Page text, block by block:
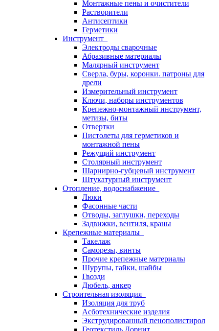
Монтажные пены и очистители
Растворители
Антисептики
Герметики
Инструмент
Электроды сварочные
Абразивные материалы
Малярный инструмент
Сверла, буры, коронки. патроны для
дрели
Измерительный инструмент
Ключи, наборы инструментов
Крепежно-монтажный инструмент,
метизы, биты
Отвертки
Пистолеты для герметиков и
монтажной пены
Режущий инструмент
Столярный инструмент
Шарнирно-губцевый инструмент
Штукатурный инструмент
Отопление, водоснабжение
Люки
Фасонные части
Отводы, заглушки, переходы
Задвижки, вентиля, краны
Крепежные материалы
Такелаж
Саморезы, винты
Прочие крепежные материалы
Шурупы, гайки, шайбы
Гвозди
Дюбель, анкер
Строительная изоляция
Изоляция для труб
Асботехнические изделия
Экструдированный пенополистирол
Геотекстиль Дорнит